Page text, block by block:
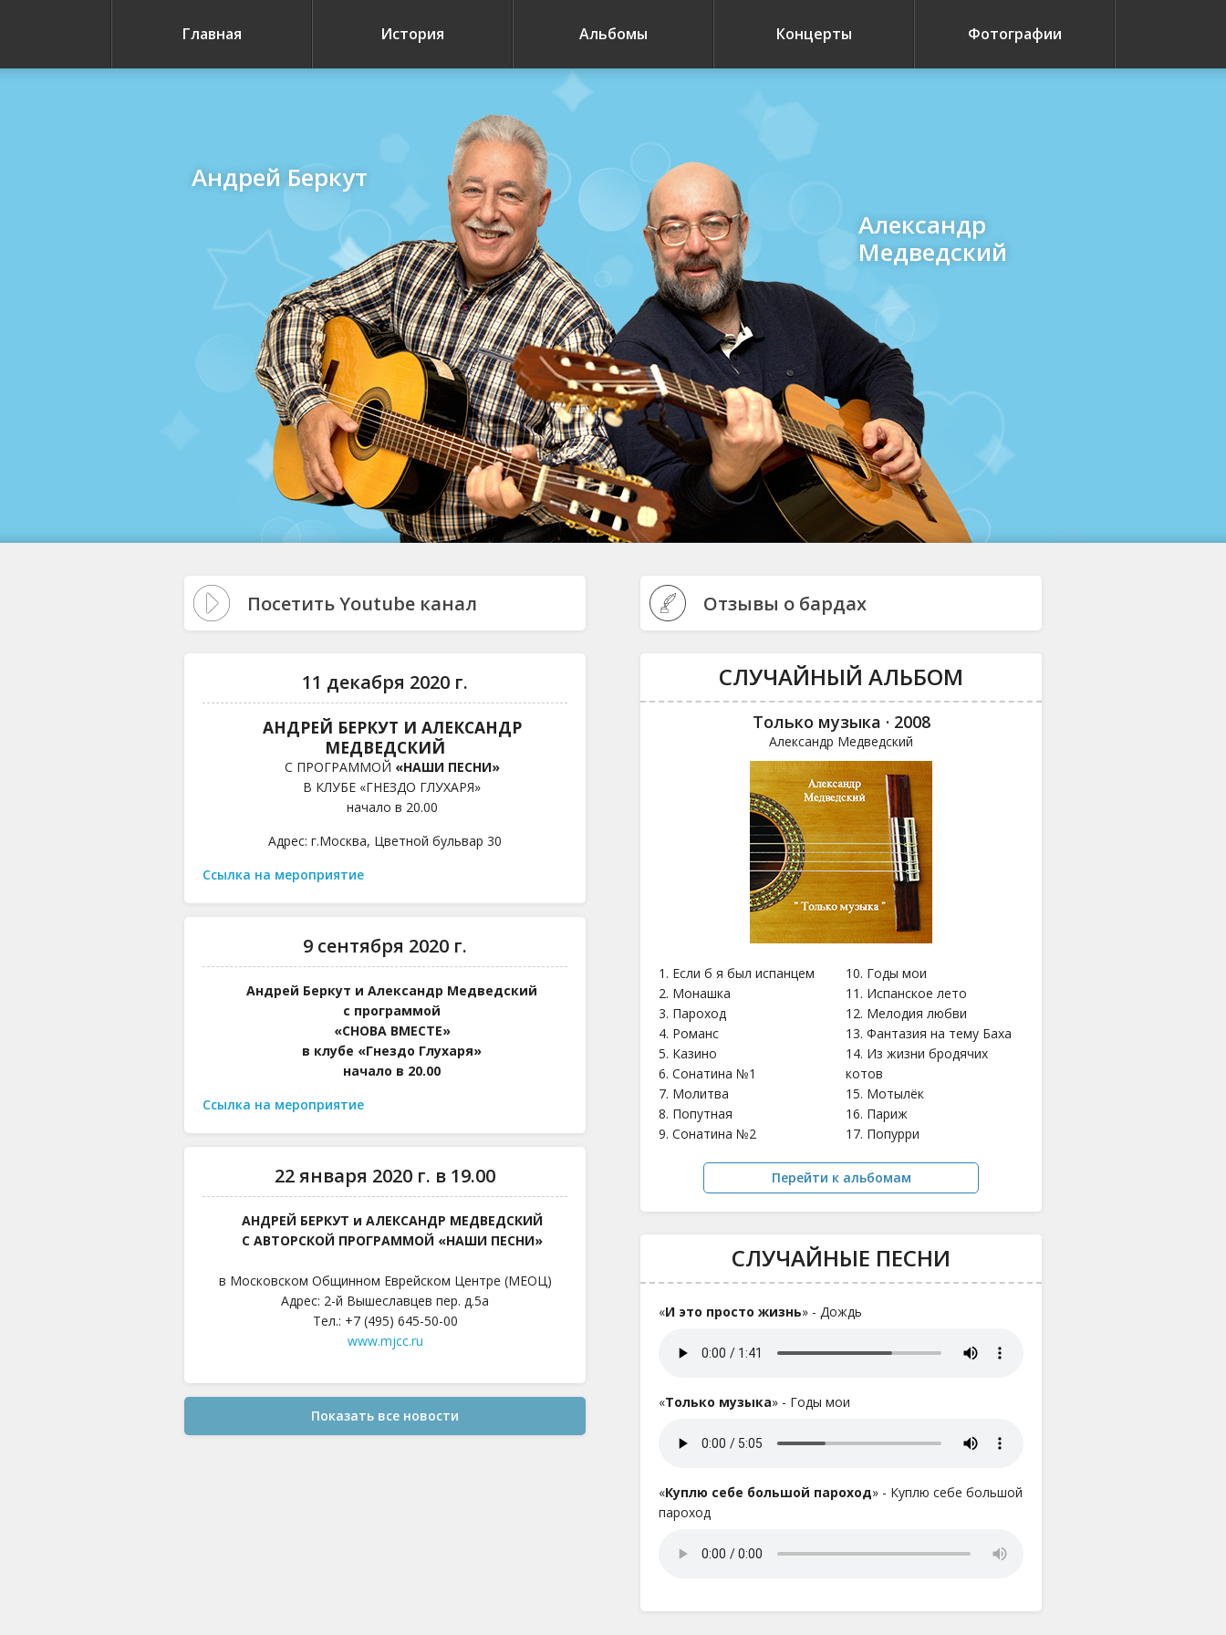
Главная История Альбомы Концерты Фотографии
Андрей Беркут
Александр
Медведский
Посетить Youtube канал Отзывы о бардах
11 декабря 2020 г.
АНДРЕЙ БЕРКУТ И АЛЕКСАНДР
МЕДВЕДСКИЙ
С ПРОГРАММОЙ «НАШИ ПЕСНИ»
В КЛУБЕ «ГНЕЗДО ГЛУХАРЯ»
начало в 20.00
Адрес: г.Москва, Цветной бульвар 30
Ссылка на мероприятие
9 сентября 2020 г.
Андрей Беркут и Александр Медведский
с программой
«СНОВА ВМЕСТЕ»
в клубе «Гнездо Глухаря»
начало в 20.00
Ссылка на мероприятие
22 января 2020 г. в 19.00
АНДРЕЙ БЕРКУТ и АЛЕКСАНДР МЕДВЕДСКИЙ
С АВТОРСКОЙ ПРОГРАММОЙ «НАШИ ПЕСНИ»
в Московском Общинном Еврейском Центре (МЕОЦ)
Адрес: 2-й Вышеславцев пер. д.5а
Тел.: +7 (495) 645-50-00
www.mjcc.ru
Показать все новости
СЛУЧАЙНЫЙ АЛЬБОМ
Только музыка · 2008
Александр Медведский
1. Если б я был испанцем
2. Монашка
3. Пароход
4. Романс
5. Казино
6. Сонатина №1
7. Молитва
8. Попутная
9. Сонатина №2
10. Годы мои
11. Испанское лето
12. Мелодия любви
13. Фантазия на тему Баха
14. Из жизни бродячих
котов
15. Мотылёк
16. Париж
17. Попурри
Перейти к альбомам
СЛУЧАЙНЫЕ ПЕСНИ
«И это просто жизнь» - Дождь
«Только музыка» - Годы мои
«Куплю себе большой пароход» - Куплю себе большой
пароход